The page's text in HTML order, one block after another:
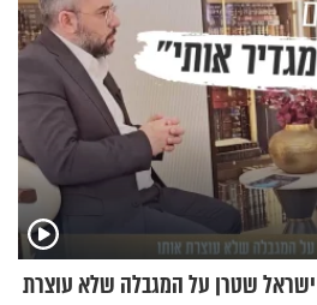
שטרן על המגבלה שלא עוצרת